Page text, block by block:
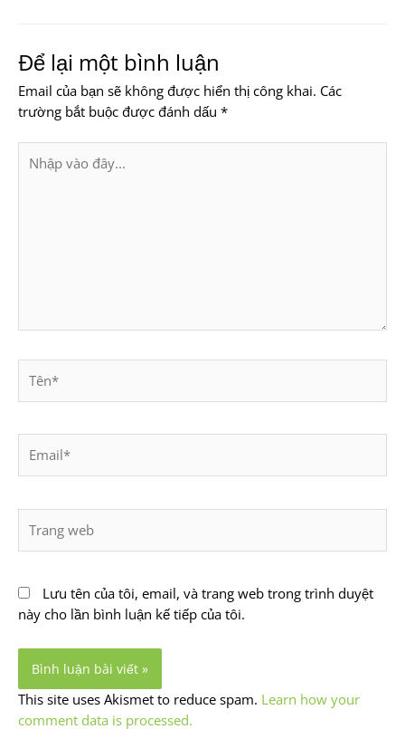
Để lại một bình luận
Email của bạn sẽ không được hiển thị công khai. Các
trường bắt buộc được đánh dấu *
vào
web
Lưu tên của tôi, email, và trang web trong trình duyệt
này cho lần bình luận kế tiếp của tôi.
This site uses Akismet to reduce spam. Learn how your
comment data is processed.